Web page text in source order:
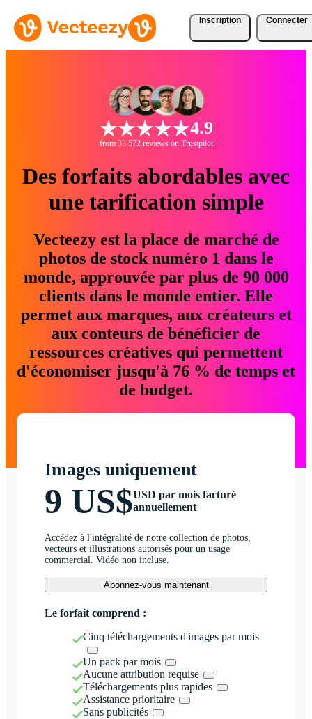
Inscription Connecter
4.9
from 33 572 reviews on Trustpilot
Des forfaits abordables avec
une tarification simple
Vecteezy est la place de marché de
photos de stock numéro 1 dans le
monde, approuvée par plus de 90 000
clients dans le monde entier. Elle
permet aux marques, aux créateurs et
aux conteurs de bénéficier de
ressources créatives qui permettent
d'économiser jusqu'à 76 % de temps et
de budget.
Images uniquement
9 US$USD par mois facturé
annuellement
Accédez à l'intégralité de notre collection de photos,
vecteurs et illustrations autorisés pour un usage
commercial. Vidéo non incluse.
Abonnez-vous maintenant
Le forfait comprend :
Cinq téléchargements d'images par mois
Un pack par mois
Aucune attribution requise
Téléchargements plus rapides
Assistance prioritaire
Sans publicités